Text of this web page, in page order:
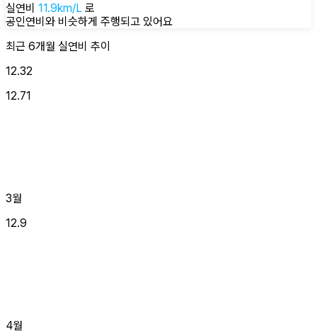
실연비 11.9km/L 로
공인연비와 비슷하게 주행되고 있어요
최근 6개월 실연비 추이
12.32
12.71
3월
12.9
4월